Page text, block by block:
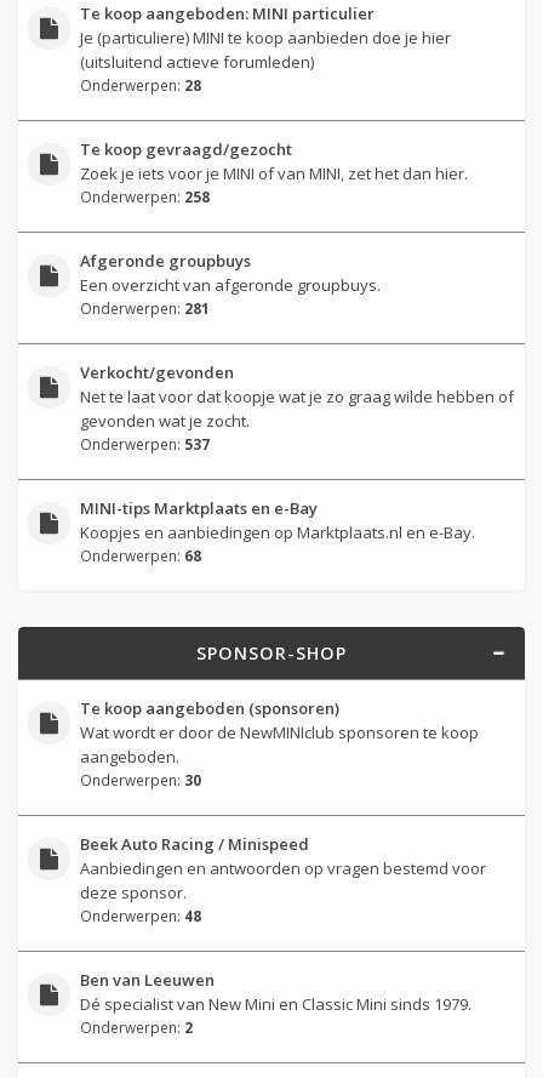
Te koop aangeboden: MINI particulier
Je (particuliere) MINI te koop aanbieden doe je hier
(uitsluitend actieve forumleden)
Onderwerpen: 28
Te koop gevraagd/gezocht
Zoek je iets voor je MINI of van MINI, zet het dan hier.
Onderwerpen: 258
Afgeronde groupbuys
Een overzicht van afgeronde groupbuys.
Onderwerpen: 281
Verkocht/gevonden
Net te laat voor dat koopje wat je zo graag wilde hebben of
gevonden wat je zocht.
Onderwerpen: 537
MINI-tips Marktplaats en e-Bay
Koopjes en aanbiedingen op Marktplaats.nl en e-Bay.
Onderwerpen: 68
SPONSOR-SHOP
Te koop aangeboden (sponsoren)
Wat wordt er door de NewMINIclub sponsoren te koop
aangeboden.
Onderwerpen: 30
Beek Auto Racing / Minispeed
Aanbiedingen en antwoorden op vragen bestemd voor
deze sponsor.
Onderwerpen: 48
Ben van Leeuwen
Dé specialist van New Mini en Classic Mini sinds 1979.
Onderwerpen: 2